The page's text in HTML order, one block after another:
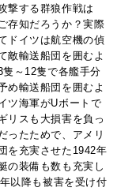
撃する群狼作戦は
存知だろうか？実際
ドイツは航空機の偵
敵輸送船団を囲むよ
～12隻で各艦手分
め輸送船団を囲むよ
ツ海軍がUボートで
リスも大損害を負っ
ったためで、アメリ
を充実させた1942年
の装備も数も充実し
以降も被害を受け付